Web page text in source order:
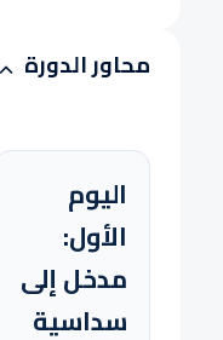
محاور الدورة
اليوم
الأول:
مدخل إلى
سداسية